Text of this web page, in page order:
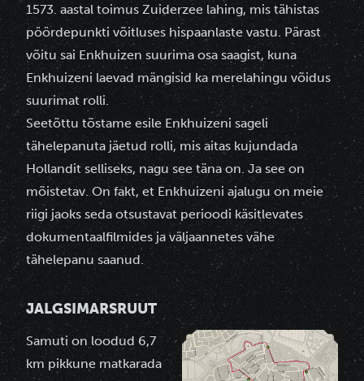
1573. aastal toimus Zuiderzee lahing, mis tähistas
pöördepunkti võitluses hispaanlaste vastu. Pärast
võitu sai Enkhuizen suurima osa saagist, kuna
Enkhuizeni laevad mängisid ka merelahingu võidus
suurimat rolli.
Seetõttu tõstame esile Enkhuizeni sageli
tähelepanuta jäetud rolli, mis aitas kujundada
Hollandit selliseks, nagu see täna on. Ja see on
mõistetav. On fakt, et Enkhuizeni ajalugu on meie
riigi jaoks seda otsustavat perioodi käsitlevates
dokumentaalfilmides ja väljaannetes vähe
tähelepanu saanud.
JALGSIMARSRUUT
Samuti on loodud 6,7
km pikkune matkarada